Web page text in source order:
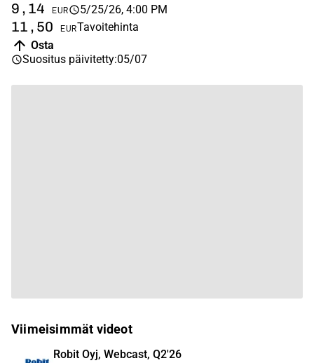
9,14 EUR 5/25/26, 4:00 PM
11,50 EURTavoitehinta
Osta
Suositus päivitetty:05/07
Viimeisimmät videot
Robit Oyj, Webcast, Q2'26